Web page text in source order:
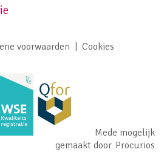
voorwaarden Cookies
Mede mogelijk
gemaakt door Procurios